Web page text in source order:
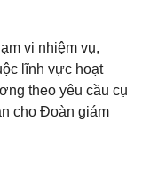
vi nhiệm vụ,
lĩnh vực hoạt
theo yêu cầu cụ
cho Đoàn giám